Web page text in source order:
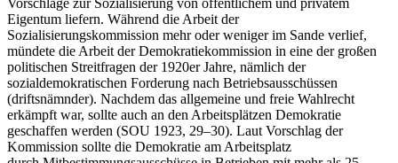
Vorschläge zur Sozialisierung von öffentlichem und privatem
Eigentum liefern. Während die Arbeit der
Sozialisierungskommission mehr oder weniger im Sande verlief,
mündete die Arbeit der Demokratiekommission in eine der großen
politischen Streitfragen der 1920er Jahre, nämlich der
sozialdemokratischen Forderung nach Betriebsausschüssen
(driftsnämnder). Nachdem das allgemeine und freie Wahlrecht
erkämpft war, sollte auch an den Arbeitsplätzen Demokratie
geschaffen werden (SOU 1923, 29–30). Laut Vorschlag der
Kommission sollte die Demokratie am Arbeitsplatz